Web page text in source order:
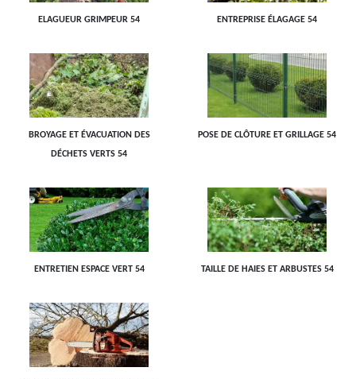
ELAGUEUR GRIMPEUR 54 ENTREPRISE ÉLAGAGE 54
BROYAGE ET ÉVACUATION DES
DÉCHETS VERTS 54
POSE DE CLÔTURE ET GRILLAGE 54
ENTRETIEN ESPACE VERT 54 TAILLE DE HAIES ET ARBUSTES 54